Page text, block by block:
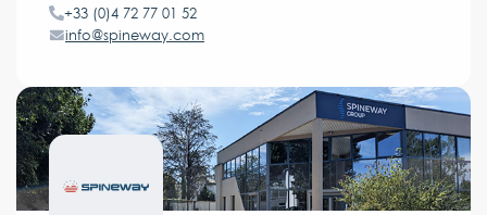
+33 (0)4 72 77 01 52
info@spineway.com